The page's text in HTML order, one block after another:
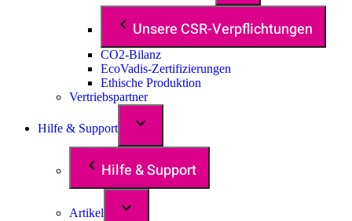
Unsere CSR-Verpflichtungen
CO2-Bilanz
EcoVadis-Zertifizierungen
Ethische Produktion
Vertriebspartner
Hilfe & Support
Hilfe & Support
Artikel